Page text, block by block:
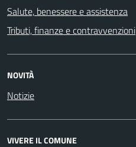
Salute, benessere e assistenza
Tributi, finanze e contravvenzioni
NOVITÀ
Notizie
VIVERE IL COMUNE